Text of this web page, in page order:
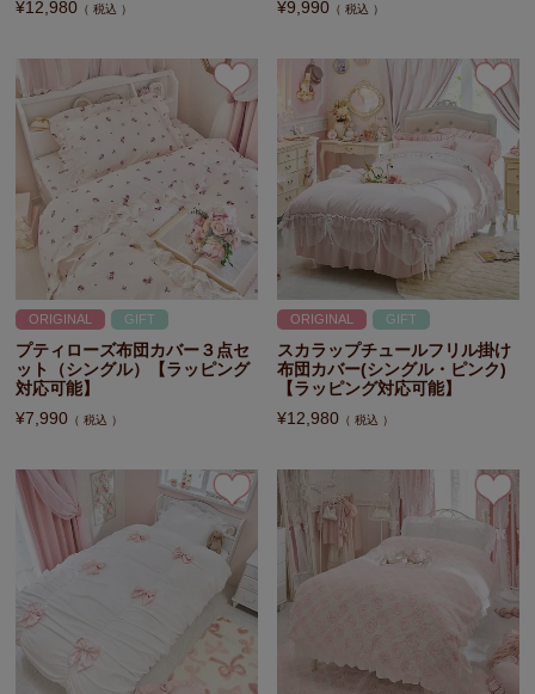
¥12,980 税込
¥9,990 税込
ORIGINAL GIFT
プティローズ布団カバー３点セ
ット（シングル）【ラッピング
対応可能】
¥7,990 税込
ORIGINAL GIFT
スカラップチュールフリル掛け
布団カバー(シングル・ピンク)
【ラッピング対応可能】
¥12,980 税込